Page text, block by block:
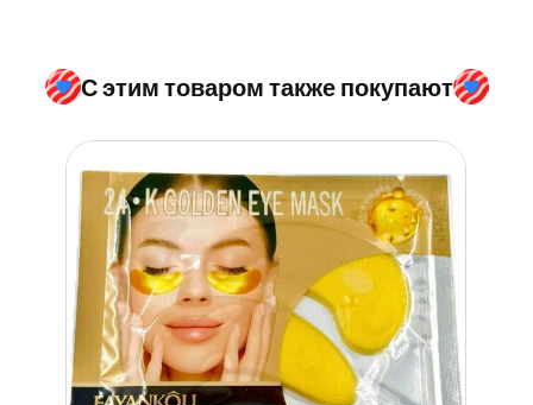
С этим товаром также покупают